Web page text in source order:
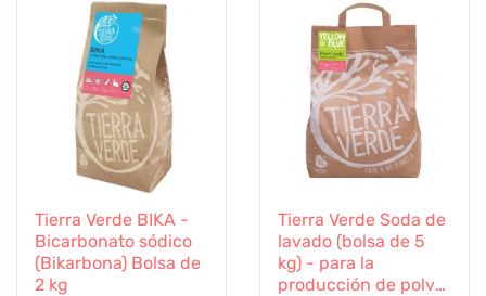
Tierra Verde BIKA -
Bicarbonato sódico
(Bikarbona) Bolsa de
2 kg
Tierra Verde Soda de
lavado (bolsa de 5
kg) - para la
producción de polvo